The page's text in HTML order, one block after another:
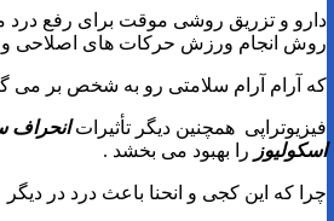
دارو و تزریق روشی موقت برای رفع درد
روش انجام ورزش حرکات های اصلاحی و
که آرام آرام سلامتی رو به شخص بر می
فیزیوتراپی همچنین دیگر تأثیراتانحراف
اسکولیوز را بهبود می بخشد .
چرا که این کجی و انحنا باعث درد در